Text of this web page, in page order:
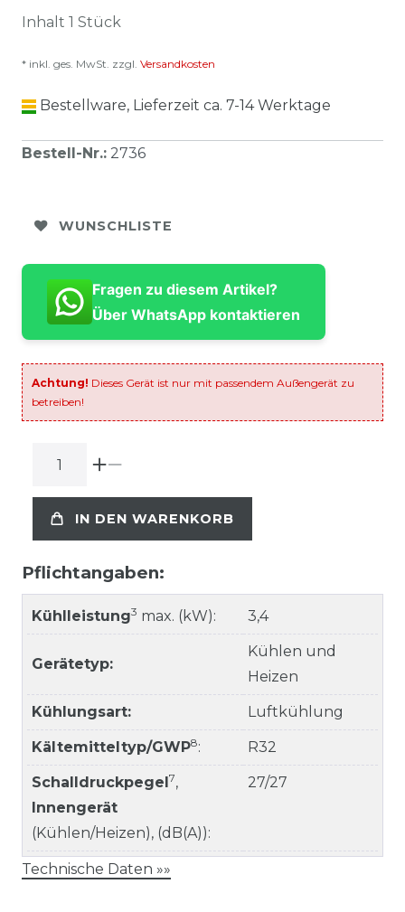
Inhalt 1 Stück
* inkl. ges. MwSt. zzgl. Versandkosten
Bestellware, Lieferzeit ca. 7-14 Werktage
Bestell-Nr.: 2736
WUNSCHLISTE
Fragen zu diesem Artikel?
Über WhatsApp kontaktieren
Achtung! Dieses Gerät ist nur mit passendem Außengerät zu
betreiben!
IN DEN WARENKORB
Pflichtangaben:
Kühlleistung3 max. (kW): 3,4
Gerätetyp:
Kühlen und
Heizen
Kühlungsart: Luftkühlung
Kältemitteltyp/GWP8: R32
Schalldruckpegel 7,
Innengerät
(Kühlen/Heizen), (dB(A)):
27/27
Technische Daten »»